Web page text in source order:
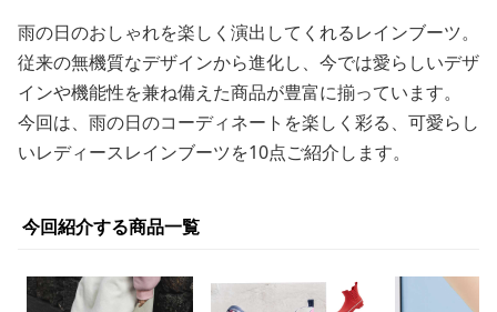
雨の日のおしゃれを楽しく演出してくれるレインブーツ。
従来の無機質なデザインから進化し、今では愛らしいデザ
インや機能性を兼ね備えた商品が豊富に揃っています。
今回は、雨の日のコーディネートを楽しく彩る、可愛らし
いレディースレインブーツを10点ご紹介します。
今回紹介する商品一覧